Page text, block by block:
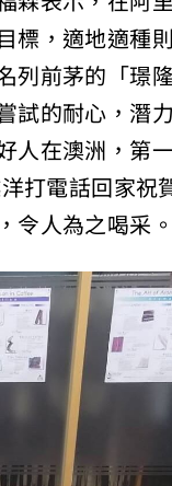
，適地適種
前茅的「璟
的耐心，潛
在澳洲，第
打電話回家
人為之喝采。